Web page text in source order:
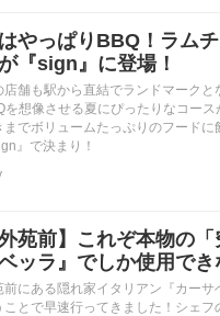
やっぱりBBQ！ラム
『sign』に登場！
店舗も駅から直結でランドマーク
を想像させる夏にぴったりなコー
までボリュームたっぷりのフード
』で決まり！
外苑前】これぞ本物の
ッラ』でしか使用でき
前にある隠れ家イタリアン『カー
ことで早速行ってきました！シェ